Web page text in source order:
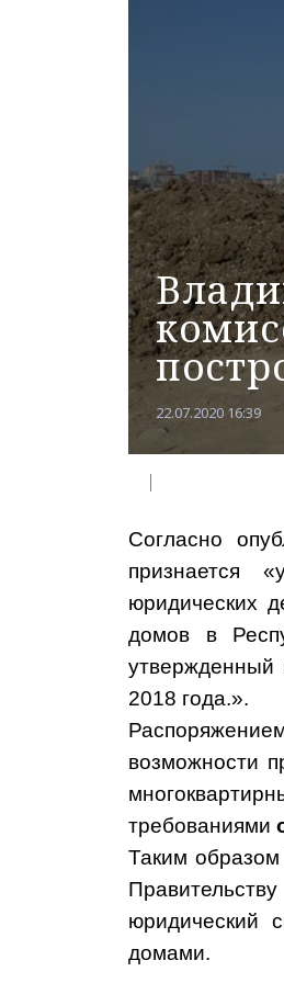
22.07.2020 16:39
Согласно
признается
юридических
домов в
утвержденный
2018 года.».
возможности
требованиями
Таким
юридический
домами.